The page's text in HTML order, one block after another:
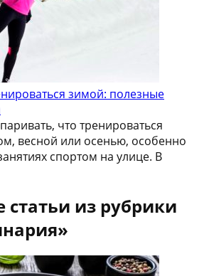
зимой: полезные
что тренироваться
весной или осенью, особенно
спортом на улице. В
статьи из рубрики